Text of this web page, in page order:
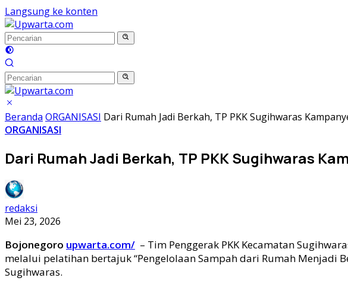
Langsung ke konten
Beranda ORGANISASI Dari Rumah Jadi Berkah, TP PKK Sugihwaras
ORGANISASI
Dari Rumah Jadi Berkah, TP PKK Sugihwaras
redaksi
Mei 23, 2026
Bojonegoro upwarta.com/ – Tim Penggerak PKK Kecamatan
melalui pelatihan bertajuk “Pengelolaan Sampah dari Rumah Menjadi
Sugihwaras.